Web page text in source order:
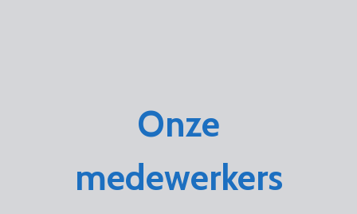
Onze
medewerkers